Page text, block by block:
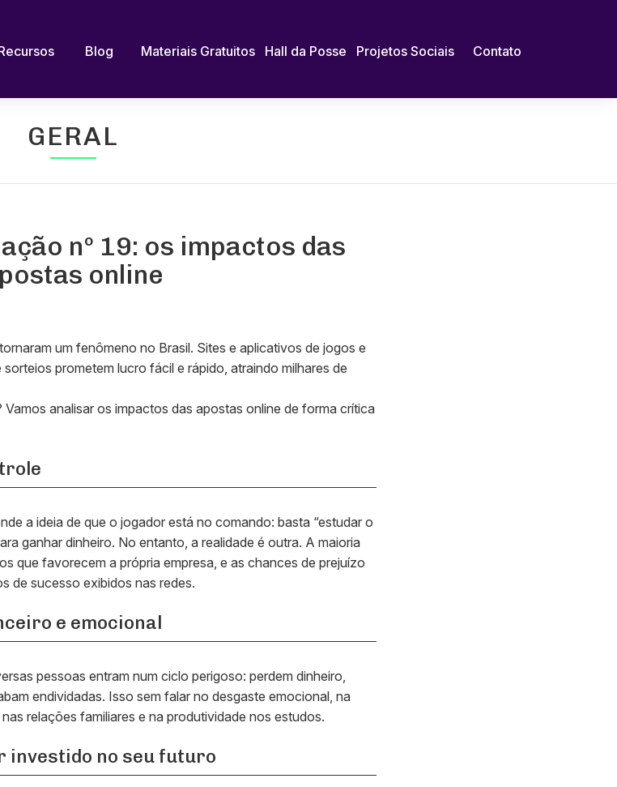
Blog Materiais Gratuitos Hall da Posse Projetos Sociais Contato
GERAL
nº 19: os impactos das
online
um fenômeno no Brasil. Sites e aplicativos de jogos e
prometem lucro fácil e rápido, atraindo milhares de
analisar os impactos das apostas online de forma crítica
a ideia de que o jogador está no comando: basta “estudar o
ganhar dinheiro. No entanto, a realidade é outra. A maioria
que favorecem a própria empresa, e as chances de prejuízo
de sucesso exibidos nas redes.
e emocional
pessoas entram num ciclo perigoso: perdem dinheiro,
endividadas. Isso sem falar no desgaste emocional, na
relações familiares e na produtividade nos estudos.
investido no seu futuro